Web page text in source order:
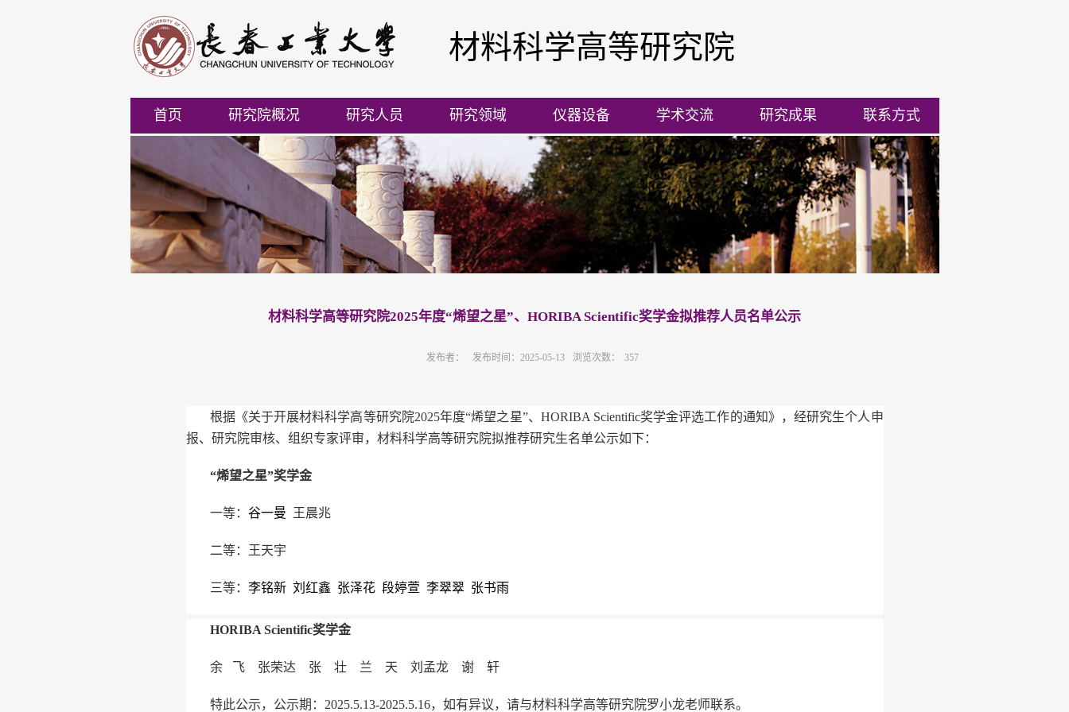
材料科学高等研究院
首页 研究院概况 研究人员 研究领域 仪器设备 学术交流 研究成果 联系方式
材料科学高等研究院2025年度“烯望之星”、HORIBA Scientific奖学金拟推荐人员名单公示
发布者： 发布时间：2025-05-13 浏览次数： 357
根据《关于开展材料科学高等研究院2025年度“烯望之星”、HORIBA Scientific奖学金评选工作的通知》，经研究生个人申
报、研究院审核、组织专家评审，材料科学高等研究院拟推荐研究生名单公示如下：
“烯望之星”奖学金
一等： 谷一曼 王晨兆
二等：王天宇
三等： 李铭新 刘红鑫 张泽花 段婷萱 李翠翠 张书雨
HORIBA Scientific奖学金
余 飞 张荣达 张 壮 兰 天 刘孟龙 谢 轩
特此公示，公示期：2025.5.13-2025.5.16，如有异议，请与材料科学高等研究院罗小龙老师联系。